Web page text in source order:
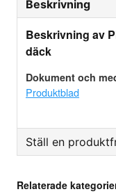
Beskrivning
Beskrivning av
däck
Dokument och
Produktblad
Ställ en
Fråga oss
Relaterade